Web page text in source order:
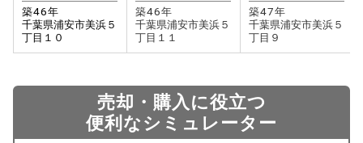
築46年
千葉県浦安市美浜５
丁目１０
築46年
千葉県浦安市美浜５
丁目１１
築47年
千葉県浦安市美浜５
丁目９
売却・購入に役立つ
便利なシミュレーター